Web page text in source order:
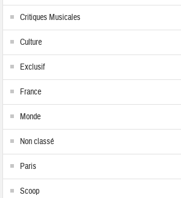
Critiques Musicales
Culture
Exclusif
France
Monde
Non classé
Paris
Scoop